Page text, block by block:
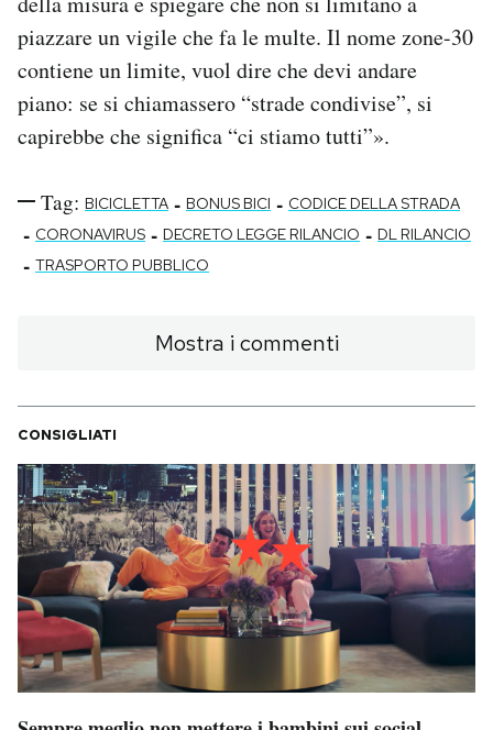
piazzare un vigile che fa le multe. Il nome zone-30
contiene un limite, vuol dire che devi andare
piano: se si chiamassero “strade condivise”, si
capirebbe che significa “ci stiamo tutti”».
Tag: BICICLETTA - BONUS BICI - CODICE DELLA STRADA
- CORONAVIRUS - DECRETO LEGGE RILANCIO - DL RILANCIO
- TRASPORTO PUBBLICO
Mostra i commenti
CONSIGLIATI